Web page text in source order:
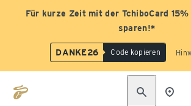
Für kurze Zeit mit der TchiboCard
sparen!*
DANKE26 Code kopieren